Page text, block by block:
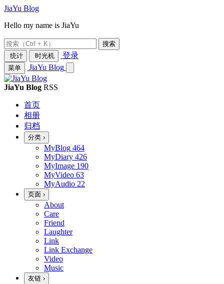
JiaYu Blog
Hello my name is JiaYu
搜索
统计
时光机 登录
菜单 JiaYu Blog
JiaYu Blog RSS
首页
相册
归档
分类 ›
MyBlog 464
MyDiary 426
MyImage 190
MyVideo 63
MyAudio 22
页面 ›
About
Care
Friend
Laughter
Link
Link Exchange
Video
Music
友链 ›